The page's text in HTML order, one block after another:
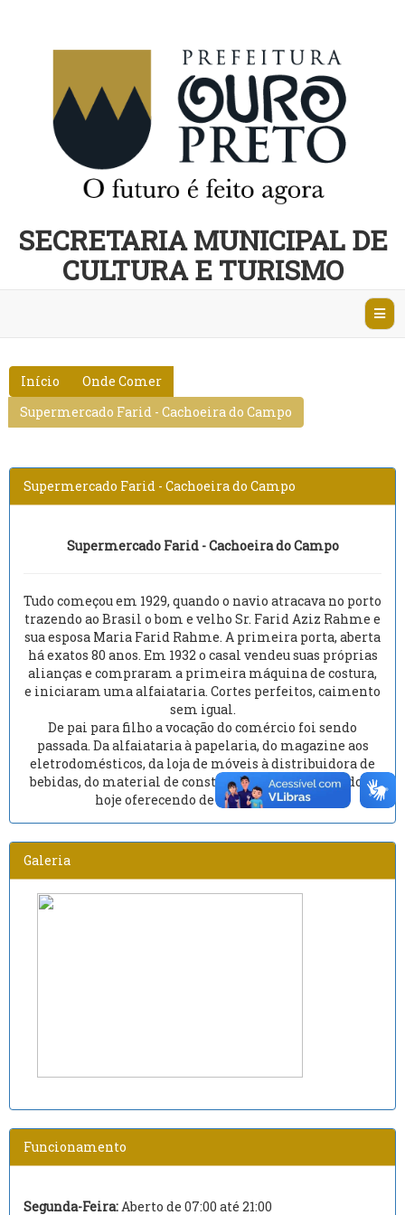
SECRETARIA MUNICIPAL DE
CULTURA E TURISMO
Início
Onde Comer
Supermercado Farid - Cachoeira do Campo
Supermercado Farid - Cachoeira do Campo
Supermercado Farid - Cachoeira do Campo
Tudo começou em 1929, quando o navio atracava no porto
trazendo ao Brasil o bom e velho Sr. Farid Aziz Rahme e
sua esposa Maria Farid Rahme. A primeira porta, aberta
há exatos 80 anos. Em 1932 o casal vendeu suas próprias
alianças e compraram a primeira máquina de costura,
e iniciaram uma alfaiataria. Cortes perfeitos, caimento
sem igual.
De pai para filho a vocação do comércio foi sendo
passada. Da alfaiataria à papelaria, do magazine aos
eletrodomésticos, da loja de móveis à distribuidora de
bebidas, do material de construção ao supermercado. E
hoje oferecendo de tudo um pouco.
Galeria
Funcionamento
Segunda-Feira: Aberto de 07:00 até 21:00